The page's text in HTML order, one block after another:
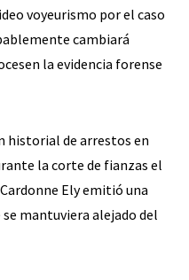
voyeurismo por el caso
cambiará
la evidencia forense
historial de arrestos en
la corte de fianzas el
Ely emitió una
se mantuviera alejado del